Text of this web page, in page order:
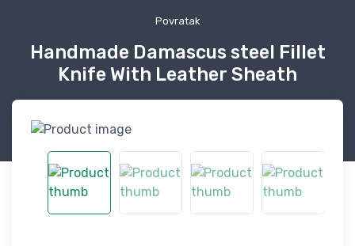
Povratak
Handmade Damascus steel Fillet
Knife With Leather Sheath